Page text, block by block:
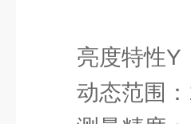
亮度特性Y
动态范围